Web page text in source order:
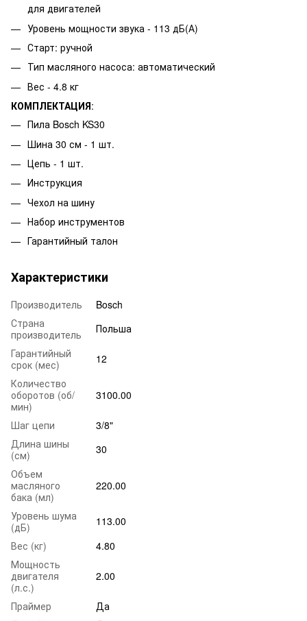
для двигателей
Уровень мощности звука - 113 дБ(А)
Старт: ручной
Тип масляного насоса: автоматический
Вес - 4.8 кг
КОМПЛЕКТАЦИЯ:
Пила Bosch KS30
Шина 30 см - 1 шт.
Цепь - 1 шт.
Инструкция
Чехол на шину
Набор инструментов
Гарантийный талон
Характеристики
Производитель
Bosch
Страна
производитель
Польша
Гарантийный
срок (мес)
12
Количество
оборотов (об/
мин)
3100.00
Шаг цепи
3/8"
Длина шины
(см)
30
Объем
масляного
бака (мл)
220.00
Уровень шума
(дБ)
113.00
Вес (кг)
4.80
Мощность
двигателя
(л.с.)
2.00
Праймер
Да